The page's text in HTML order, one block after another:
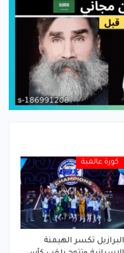
كورة عالمية
البرازيل تكسر الهيمنة